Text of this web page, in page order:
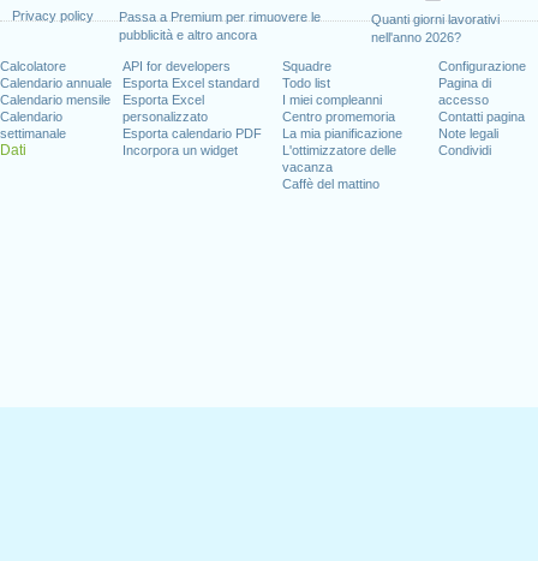
Privacy policy
Passa a Premium per rimuovere le
pubblicità e altro ancora
Quanti giorni lavorativi
nell'anno 2026?
Calcolatore
Calendario annuale
Calendario mensile
Calendario
settimanale
Dati
API for developers
Esporta Excel standard
Esporta Excel
personalizzato
Esporta calendario PDF
Incorpora un widget
Squadre
Todo list
I miei compleanni
Centro promemoria
La mia pianificazione
L'ottimizzatore delle
vacanza
Caffè del mattino
Configurazione
Pagina di
accesso
Contatti pagina
Note legali
Condividi